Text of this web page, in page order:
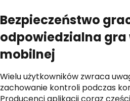
Bezpieczeństwo
odpowiedzialna
mobilnej
Wielu użytkowników zwraca
zachowanie kontroli podczas